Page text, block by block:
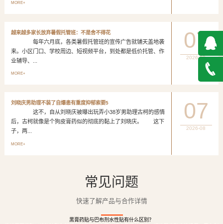
MORE+
越来越多家长放弃暑假托管班：不是舍不得花
每年六月底，各类暑假托管班的宣传广告就铺天盖地袭
来。小区门口、学校周边、短视频平台，到处都是低价托管、作
业辅导、...
MORE+
07
2026-08
刘晓庆男助理不装了自爆患有重度抑郁索要5
这不，自从刘晓庆被曝出玩弄小38岁男助理古柯的感情
后，古柯就像是个狗皮膏药似的彻底的黏上了刘晓庆。 这下
子，两...
MORE+
07
2026-08
常见问题
快速了解产品与合作详情
黑膏药贴与巴布剂水性贴有什么区别？
QQ在